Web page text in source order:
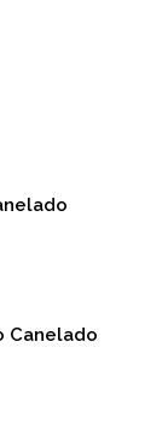
Canelado